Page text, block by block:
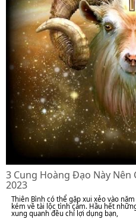
3 Cung Hoàng Đạo Này Nên
2023
Thiên Bình có thể gặp xui xẻo vào
kém về tài lộc tình cảm. Hầu hết
xung quanh đều chỉ lợi dụng bạn,